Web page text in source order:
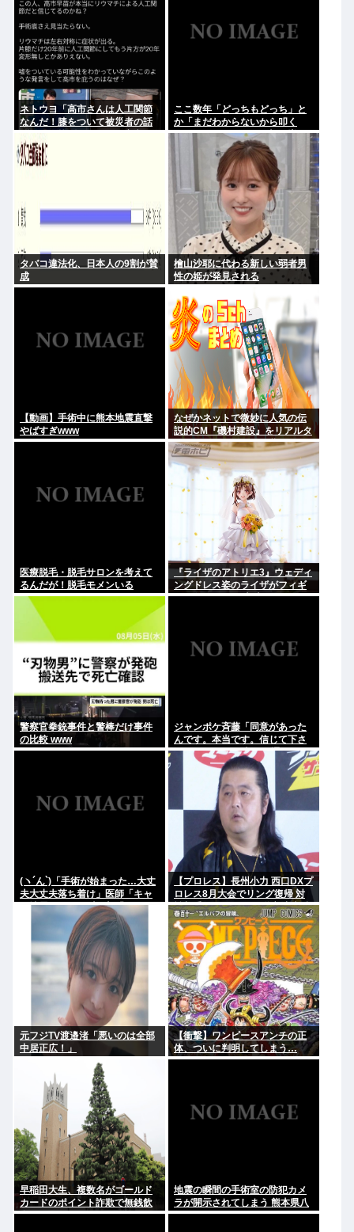
ネトウヨ「高市さんは人工関節
なんだ！膝をついて被災者の話
聞くとか拷問だろ！」⇒高市の
膝に人工関節の手術痕が見当た
らない
ここ数年「どっちもどっち」と
か「まだわからないから叩く
な」とかゆうチキン野郎が増え
たけどどっから来たの？(´・ω・
タバコ違法化、日本人の9割が賛
成
檜山沙耶に代わる新しい弱者男
性の姫が発見される
【動画】手術中に熊本地震直撃
やばすぎwww
なぜかネットで微妙に人気の伝
説的CM『磯村建設』をリアルタ
イムで見たことあるお爺さんモ
メンは存在するのか？
医療脱毛・脱毛サロンを考えて
るんだが！脱毛モメンいる
か？？
『ライザのアトリエ3』ウェディ
ングドレス姿のライザがフィギ
ュア化キタ───(ﾟ∀ﾟ)───!!!!!
警察官拳銃事件と警棒だけ事件
の比較 www
ジャンポケ斉藤「同意があった
んです。本当です。信じて下さ
い」 ←何でこの主張が通らない
(ヽ´ん`)「手術が始まった…大丈
夫大丈夫落ち着け」医師「キャ
ー地震よー！」(;ﾟんﾟ)「！？」
【プロレス】長州小力 西口DXプ
ロレス8月大会でリング復帰 対
戦相手はクロちゃん 道交法違反
の疑いも不起訴に
元フジTV渡邉渚「悪いのは全部
中居正広！」
【衝撃】ワンピースアンチの正
体、ついに判明してしまう…
早稲田大生、複数名がゴールド
カードのポイント詐欺で無銭飲
食
地震の瞬間の手術室の防犯カメ
ラが開示されてしまう 熊本県八
代